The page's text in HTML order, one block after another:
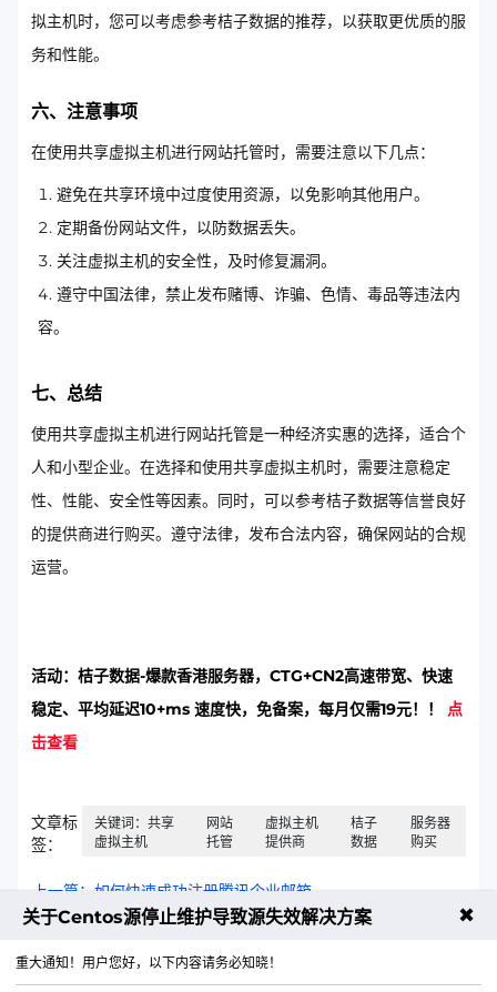
拟主机时，您可以考虑参考桔子数据的推荐，以获取更优质的服
务和性能。
六、注意事项
在使用共享虚拟主机进行网站托管时，需要注意以下几点：
避免在共享环境中过度使用资源，以免影响其他用户。
定期备份网站文件，以防数据丢失。
关注虚拟主机的安全性，及时修复漏洞。
遵守中国法律，禁止发布赌博、诈骗、色情、毒品等违法内
容。
七、总结
使用共享虚拟主机进行网站托管是一种经济实惠的选择，适合个
人和小型企业。在选择和使用共享虚拟主机时，需要注意稳定
性、性能、安全性等因素。同时，可以参考桔子数据等信誉良好
的提供商进行购买。遵守法律，发布合法内容，确保网站的合规
运营。
活动：桔子数据-爆款香港服务器，CTG+CN2高速带宽、快速
稳定、平均延迟10+ms 速度快，免备案，每月仅需19元！！ 点
击查看
文章标
签：
关键词：共享
虚拟主机
网站
托管
虚拟主机
提供商
桔子
数据
服务器
购买
上一篇：如何快速成功注册腾讯企业邮箱
关于Centos源停止维护导致源失效解决方案 ✖
重大通知！用户您好，以下内容请务必知晓！